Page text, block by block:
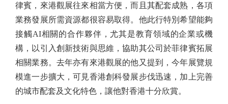
律賓，來港觀展往來相當方便，而且其配套成熟，各項
業務發展所需資源都很容易取得。他此行特別希望能夠
接觸AI相關的合作夥伴，尤其是教育領域的企業或機
構，以引入創新技術與思維，協助其公司於菲律賓拓展
相關業務。去年亦有來港觀展的他又提到，今年展覽規
模進一步擴大，可見香港創科發展步伐迅速，加上完善
的城市配套及文化特色，讓他對香港十分欣賞。